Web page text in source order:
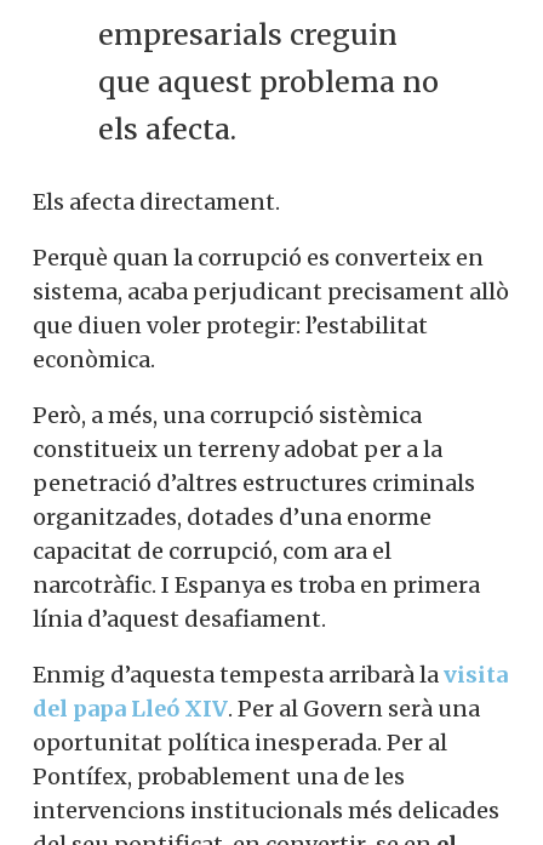
empresarials creguin
que aquest problema no
els afecta.
Els afecta directament.
Perquè quan la corrupció es converteix en
sistema, acaba perjudicant precisament allò
que diuen voler protegir: l’estabilitat
econòmica.
Però, a més, una corrupció sistèmica
constitueix un terreny adobat per a la
penetració d’altres estructures criminals
organitzades, dotades d’una enorme
capacitat de corrupció, com ara el
narcotràfic. I Espanya es troba en primera
línia d’aquest desafiament.
Enmig d’aquesta tempesta arribarà lavisita
del papa Lleó XIV. Per al Govern serà una
oportunitat política inesperada. Per al
Pontífex, probablement una de les
intervencions institucionals més delicades